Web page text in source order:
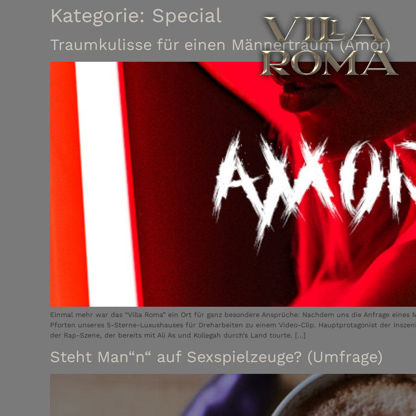
Kategorie: Special
Traumkulisse für einen Männertraum (Amor)
Einmal mehr war das “Villa Roma” ein Ort für ganz besondere Ansprüche: Nachdem uns die Anfrage
Pforten unseres 5-Sterne-Luxushauses für Dreharbeiten zu einem Video-Clip. Hauptprotagonist der
der Rap-Szene, der bereits mit Ali As und Kollegah durch’s Land tourte. […]
Steht Man“n“ auf Sexspielzeuge? (Umfrage)